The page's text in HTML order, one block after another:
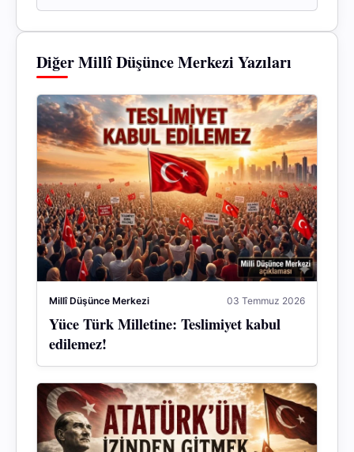
Diğer Millî Düşünce Merkezi Yazıları
Millî Düşünce Merkezi 03 Temmuz 2026
Yüce Türk Milletine: Teslimiyet kabul
edilemez!